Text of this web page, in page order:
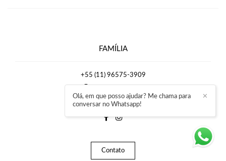
FAMÍLIA
+55 (11) 96575-3909
rafaelmirrafotografia@gmail.com
Contato
✕
Olá, em que posso ajudar? Me chama para
conversar no Whatsapp!